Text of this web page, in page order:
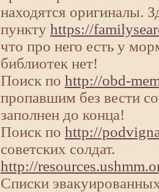
находятся оригиналы.
пункту https://
что про него есть у
библиотек нет!
Поиск по http://obd-
пропавшим без вести
заполнен до конца!
Поиск по http://
советских солдат.
http://
Списки